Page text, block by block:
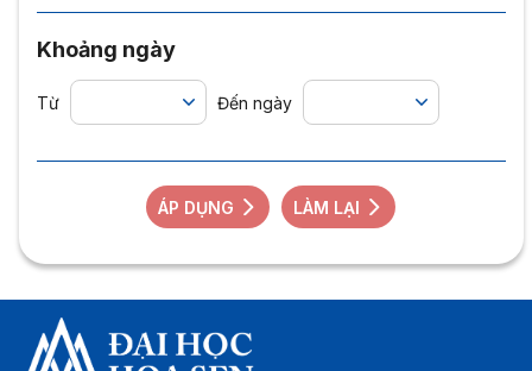
Khoảng ngày
Từ Đến ngày
ÁP DỤNG LÀM LẠI